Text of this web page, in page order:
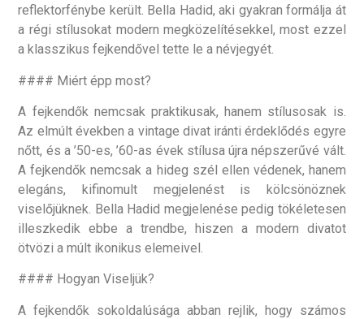
reflektorfénybe került. Bella Hadid, aki gyakran formálja át
a régi stílusokat modern megközelítésekkel, most ezzel
a klasszikus fejkendővel tette le a névjegyét.
#### Miért épp most?
A fejkendők nemcsak praktikusak, hanem stílusosak is.
Az elmúlt években a vintage divat iránti érdeklődés egyre
nőtt, és a ’50-es, ’60-as évek stílusa újra népszerűvé vált.
A fejkendők nemcsak a hideg szél ellen védenek, hanem
elegáns, kifinomult megjelenést is kölcsönöznek
viselőjüknek. Bella Hadid megjelenése pedig tökéletesen
illeszkedik ebbe a trendbe, hiszen a modern divatot
ötvözi a múlt ikonikus elemeivel.
#### Hogyan Viseljük?
A fejkendők sokoldalúsága abban rejlik, hogy számos